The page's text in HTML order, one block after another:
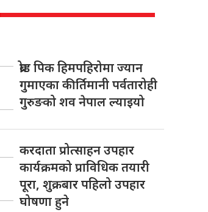
ब्रोड पिक हिमपहिरोमा ज्यान
गुमाएका कीर्तिमानी पर्वतारोही
गुरुङको शव नेपाल ल्याइयो
करदाता प्रोत्साहन उपहार
कार्यक्रमको प्राविधिक तयारी
पूरा, शुक्रबार पहिलो उपहार
घोषणा हुने